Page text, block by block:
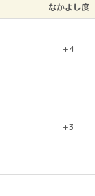
なかよし度
+4
+3